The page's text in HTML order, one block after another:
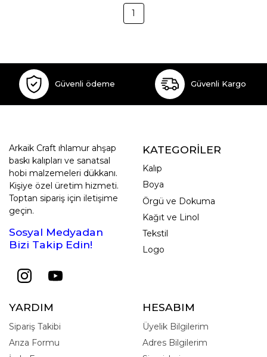
1
Güvenli ödeme Güvenli Kargo
Arkaik Craft ıhlamur ahşap
baskı kalıpları ve sanatsal
hobi malzemeleri dükkanı.
Kişiye özel üretim hizmeti.
Toptan sipariş için iletişime
geçin.
Sosyal Medyadan
Bizi Takip Edin!
KATEGORİLER
Kalıp
Boya
Örgü ve Dokuma
Kağıt ve Linol
Tekstil
Logo
YARDIM
Sipariş Takibi
Arıza Formu
HESABIM
Üyelik Bilgilerim
Adres Bilgilerim